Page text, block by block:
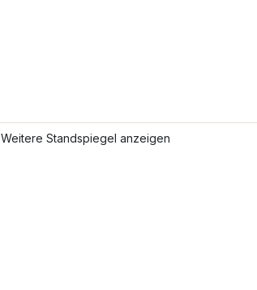
Weitere Standspiegel anzeigen